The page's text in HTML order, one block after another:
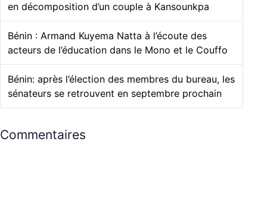
en décomposition d’un couple à Kansounkpa
Bénin : Armand Kuyema Natta à l’écoute des
acteurs de l’éducation dans le Mono et le Couffo
Bénin: après l’élection des membres du bureau, les
sénateurs se retrouvent en septembre prochain
Commentaires